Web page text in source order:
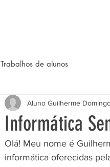
Trabalhos de alunos
Informática
Aluno Guilherme
Olá! Meu nome é
informática oferecidas